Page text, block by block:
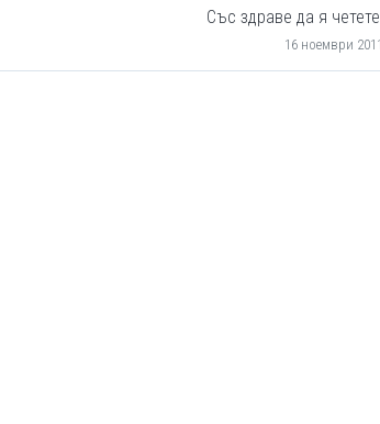
Със здраве да я
16 ноември 2011